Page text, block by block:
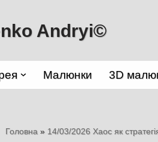
Andryi©
Малюнки 3D
Головна» 14/03/2026 Хаос як